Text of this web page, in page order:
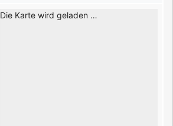
Die Karte wird geladen …